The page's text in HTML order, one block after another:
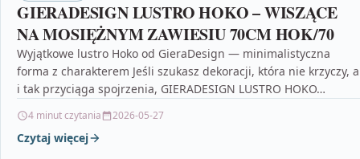
GIERADESIGN LUSTRO HOKO – WISZĄCE
NA MOSIĘŻNYM ZAWIESIU 70CM HOK/70
Wyjątkowe lustro Hoko od GieraDesign — minimalistyczna
forma z charakterem Jeśli szukasz dekoracji, która nie krzyczy, a
i tak przyciąga spojrzenia, GIERADESIGN LUSTRO HOKO…
4 minut czytania 2026-05-27
Czytaj więcej